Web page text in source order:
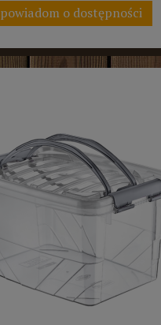
powiadom o dostępności